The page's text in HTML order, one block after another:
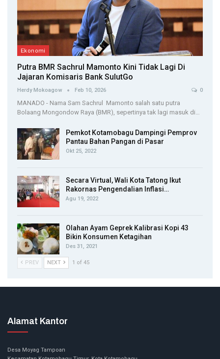
Ekonomi
Putra BMR Sachrul Mamonto Kini Tidak Lagi Di
Jajaran Komisaris Bank SulutGo
Herdy Mokoagow Feb 10, 2026 0
MANADO - Nama Sam Sachrul Mamonto salah satu putra
Bolaang Mongondow Raya (BMR), sepertinya tak lagi masuk di…
Pemkot Kotamobagu Dampingi Pemprov
Pantau Bahan Pangan di Pasar
Okt 25, 2022
Secara Virtual, Wali Kota Tatong Ikut
Rakornas Pengendalian Inflasi…
Agu 19, 2022
Olahan Ayam Geprek Kalibrasi Kopi 43
Bikin Konsumen Ketagihan
Des 31, 2021
PREV NEXT 1 of 45
Alamat Kantor
Desa Moyag Tampoan